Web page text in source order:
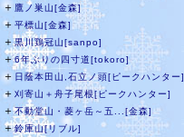
＋ 鷹ノ巣山[金森]
＋ 平標山[金森]
＋黒川鶏冠山[sanpo]
＋6年ぶりの四寸道[tokoro]
＋ 日蔭本田山,石立ノ頭[ピークハンター]
＋ 刈寄山＋舟子尾根[ピークハンター]
＋不動堂山・菱ヶ岳～五...[金森]
＋鈴庫山[リブル]